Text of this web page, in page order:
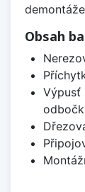
Obsah
Výpusť